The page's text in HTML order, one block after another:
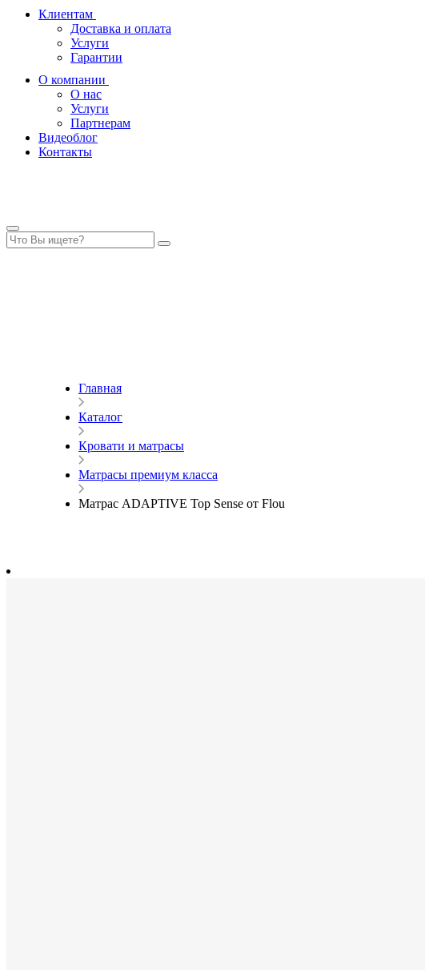
Клиентам
Доставка и оплата
Услуги
Гарантии
О компании
О нас
Услуги
Партнерам
Видеоблог
Контакты
Главная
Каталог
Кровати и матрасы
Матрасы премиум класса
Матрас ADAPTIVE Top Sense от Flou